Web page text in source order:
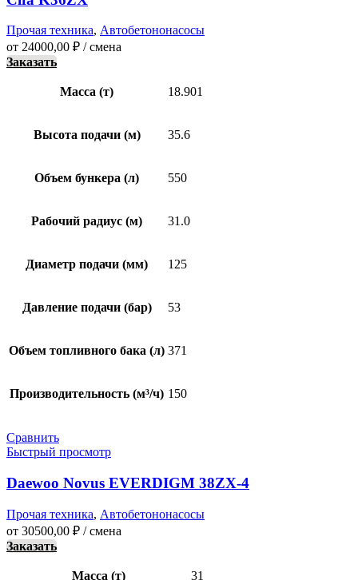
Прочая техника, Автобетононасосы
от 24000,00 ₽ / смена
Заказать
Масса (т) 18.901
Высота подачи (м) 35.6
Объем бункера (л) 550
Рабочий радиус (м) 31.0
Диаметр подачи (мм) 125
Давление подачи (бар) 53
Объем топливного бака (л) 371
Производительность (м³/ч) 150
Сравнить
Быстрый просмотр
Daewoo Novus EVERDIGM 38ZX-4
Прочая техника, Автобетононасосы
от 30500,00 ₽ / смена
Заказать
Масса (т) 31